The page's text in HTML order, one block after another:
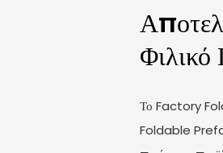
Το Factory
Foldable